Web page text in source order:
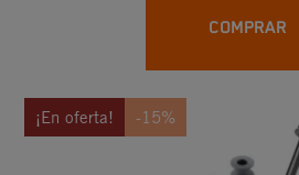
COMPRAR
¡En oferta! -15%